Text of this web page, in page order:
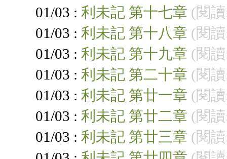
01/03 : 利未記 第十七章 (閱
01/03 : 利未記 第十八章 (閱
01/03 : 利未記 第十九章 (閱
01/03 : 利未記 第二十章 (閱
01/03 : 利未記 第廿一章 (閱
01/03 : 利未記 第廿二章 (閱
01/03 : 利未記 第廿三章 (閱